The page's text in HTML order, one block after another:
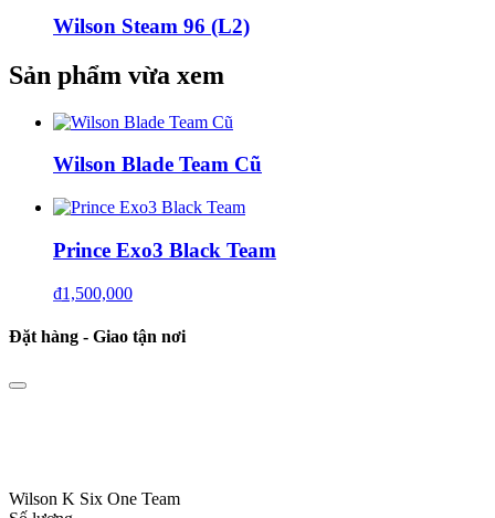
Wilson Steam 96 (L2)
Sản phẩm vừa xem
Wilson Blade Team Cũ
Prince Exo3 Black Team
₫1,500,000
Đặt hàng - Giao tận nơi
Wilson K Six One Team